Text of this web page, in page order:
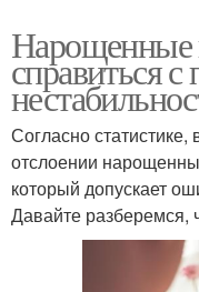
Нарощенные
справиться
Согласно статистике,
отслоении
который допускает
Давайте разберемся,